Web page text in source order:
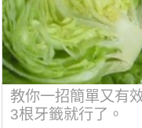
教你一招簡單又有
3根牙籤就行了。